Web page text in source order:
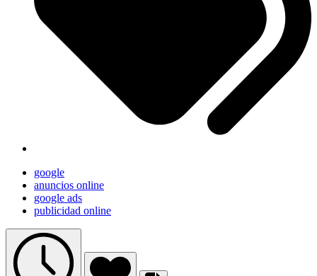
google
anuncios online
google ads
publicidad online